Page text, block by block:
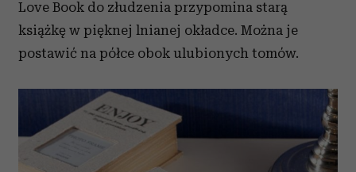
Love Book do złudzenia przypomina starą
książkę w pięknej lnianej okładce. Można je
postawić na półce obok ulubionych tomów.